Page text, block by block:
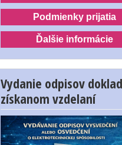
Podmienky prijatia
Ďalšie informácie
Vydanie odpisov
získanom vzdelaní